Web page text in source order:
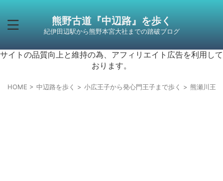
熊野古道『中辺路』を歩く
紀伊田辺駅から熊野本宮大社までの踏破ブログ
サイトの品質向上と維持の為、アフィリエイト広告を利用して
おります。
HOME > 中辺路を歩く > 小広王子から発心門王子まで歩く > 熊瀬川王